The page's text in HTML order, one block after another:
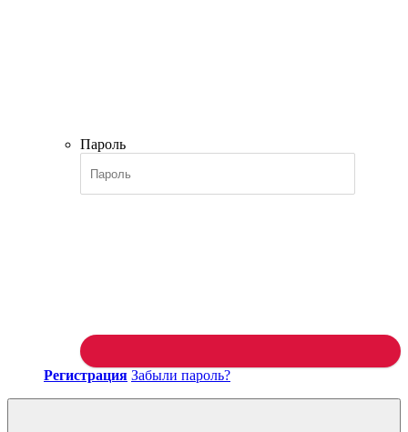
Пароль
Регистрация Забыли пароль?